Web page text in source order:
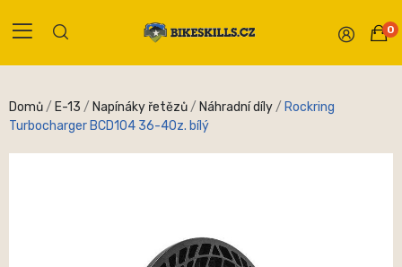
0
Domů E-13 Napínáky řetězů Náhradní díly
Rockring
Turbocharger BCD104 36-40z. bílý